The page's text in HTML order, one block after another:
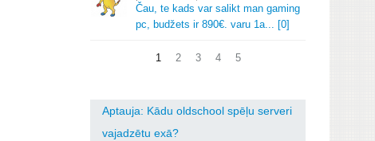
Čau, te kads var salikt man gaming
pc, budžets ir 890€. varu 1a... [0]
1 2 3 4 5
Aptauja: Kādu oldschool spēļu serveri
vajadzētu exā?